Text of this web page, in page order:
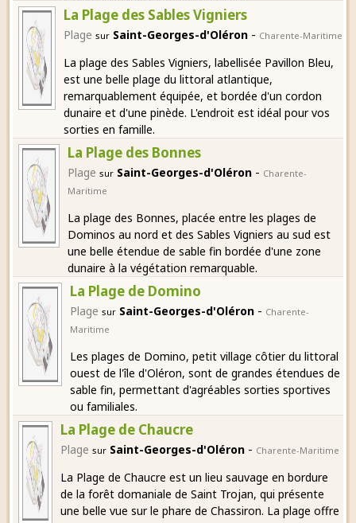
La Plage des Sables Vigniers
Plage sur Saint-Georges-d'Oléron - Charente-Maritime
La plage des Sables Vigniers, labellisée Pavillon Bleu,
est une belle plage du littoral atlantique,
remarquablement équipée, et bordée d'un cordon
dunaire et d'une pinède. L'endroit est idéal pour vos
sorties en famille.
La Plage des Bonnes
Plage sur Saint-Georges-d'Oléron - Charente-
Maritime
La plage des Bonnes, placée entre les plages de
Dominos au nord et des Sables Vigniers au sud est
une belle étendue de sable fin bordée d'une zone
dunaire à la végétation remarquable.
La Plage de Domino
Plage sur Saint-Georges-d'Oléron - Charente-
Maritime
Les plages de Domino, petit village côtier du littoral
ouest de l'île d'Oléron, sont de grandes étendues de
sable fin, permettant d'agréables sorties sportives
ou familiales.
La Plage de Chaucre
Plage sur Saint-Georges-d'Oléron - Charente-Maritime
La Plage de Chaucre est un lieu sauvage en bordure
de la forêt domaniale de Saint Trojan, qui présente
une belle vue sur le phare de Chassiron. La plage offre